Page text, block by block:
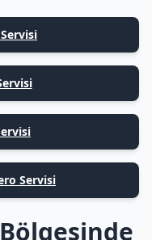
Servisi